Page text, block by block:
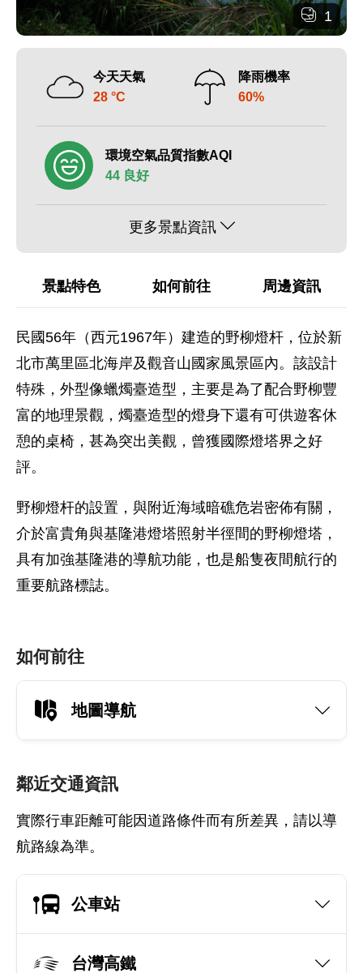
1
今天天氣
28 °C
降雨機率
60%
環境空氣品質指數AQI
44 良好
更多景點資訊
景點特色 如何前往 周邊資訊
民國56年（西元1967年）建造的野柳燈杆，位於新
北市萬里區北海岸及觀音山國家風景區內。該設計
特殊，外型像蠟燭臺造型，主要是為了配合野柳豐
富的地理景觀，燭臺造型的燈身下還有可供遊客休
憩的桌椅，甚為突出美觀，曾獲國際燈塔界之好
評。
野柳燈杆的設置，與附近海域暗礁危岩密佈有關，
介於富貴角與基隆港燈塔照射半徑間的野柳燈塔，
具有加強基隆港的導航功能，也是船隻夜間航行的
重要航路標誌。
如何前往
地圖導航
鄰近交通資訊
實際行車距離可能因道路條件而有所差異，請以導
航路線為準。
公車站
台灣高鐵